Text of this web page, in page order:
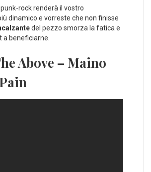
punk-rock renderà il vostro
dinamico e vorreste che non finisse
del pezzo smorza la fatica e
a beneficiarne.
Above – Maino